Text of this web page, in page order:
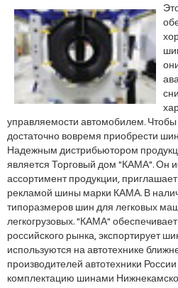
управляемости автомобилем.
достаточно вовремя приобрести
Надежным дистрибьютором
является Торговый дом "КАМА". Он
ассортимент продукции,
рекламой шины марки КАМА. В
типоразмеров шин для легковых
легкогрузовых. "КАМА"
российского рынка, экспортирует
используются на автотехнике
производителей автотехники
комплектацию шинами